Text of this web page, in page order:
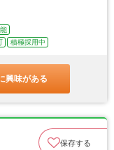
積極採用中
興味がある
保存する